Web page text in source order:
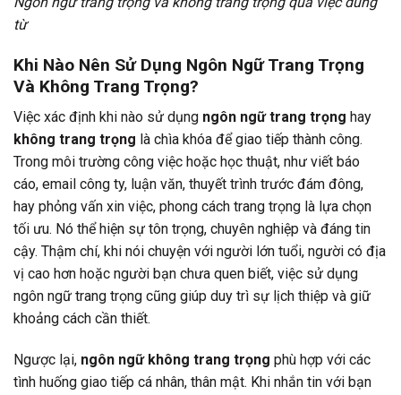
từ
Khi Nào Nên Sử Dụng Ngôn Ngữ Trang Trọng
Và Không Trang Trọng?
Việc xác định khi nào sử dụng ngôn ngữ trang trọng hay
không trang trọng là chìa khóa để giao tiếp thành công.
Trong môi trường công việc hoặc học thuật, như viết báo
cáo, email công ty, luận văn, thuyết trình trước đám đông,
hay phỏng vấn xin việc, phong cách trang trọng là lựa chọn
tối ưu. Nó thể hiện sự tôn trọng, chuyên nghiệp và đáng tin
cậy. Thậm chí, khi nói chuyện với người lớn tuổi, người có địa
vị cao hơn hoặc người bạn chưa quen biết, việc sử dụng
ngôn ngữ trang trọng cũng giúp duy trì sự lịch thiệp và giữ
khoảng cách cần thiết.
Ngược lại, ngôn ngữ không trang trọng phù hợp với các
tình huống giao tiếp cá nhân, thân mật. Khi nhắn tin với bạn